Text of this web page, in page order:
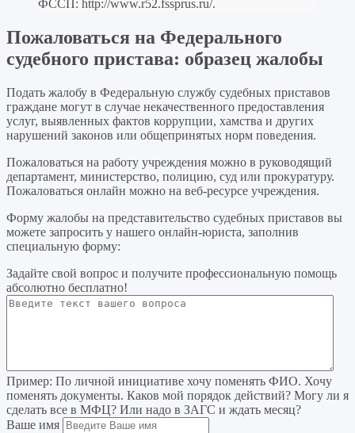
ФССП: http://www.r52.fssprus.ru/.
Пожаловаться на Федерального
судебного пристава: образец жалобы
Подать жалобу в Федеральную службу судебных приставов
граждане могут в случае некачественного предоставления
услуг, выявленных фактов коррупции, хамства и других
нарушений законов или общепринятых норм поведения.
Пожаловаться на работу учреждения можно в руководящий
департамент, министерство, полицию, суд или прокуратуру.
Пожаловаться онлайн можно на веб-ресурсе учреждения.
Форму жалобы на представительство судебных приставов вы
можете запросить у нашего онлайн-юриста, заполнив
специальную форму:
Задайте свой вопрос и получите профессиональную помощь
абсолютно бесплатно!
Пример: По личной инициативе хочу поменять ФИО. Хочу
поменять документы. Каков мой порядок действий? Могу ли я
сделать все в МФЦ? Или надо в ЗАГС и ждать месяц?
Ваше имя